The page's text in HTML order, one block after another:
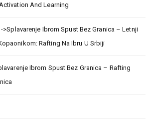
And Learning
>Splavarenje Ibrom Spust Bez Granica – Letnji
Rafting Na Ibru U Srbiji
Ibrom Spust Bez Granica – Rafting